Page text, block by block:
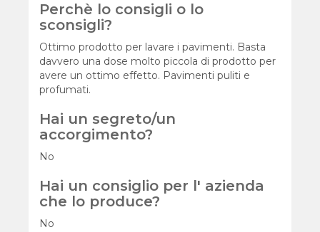
Perchè lo consigli o lo
sconsigli?
Ottimo prodotto per lavare i pavimenti. Basta
davvero una dose molto piccola di prodotto per
avere un ottimo effetto. Pavimenti puliti e
profumati.
Hai un segreto/un
accorgimento?
No
Hai un consiglio per l' azienda
che lo produce?
No